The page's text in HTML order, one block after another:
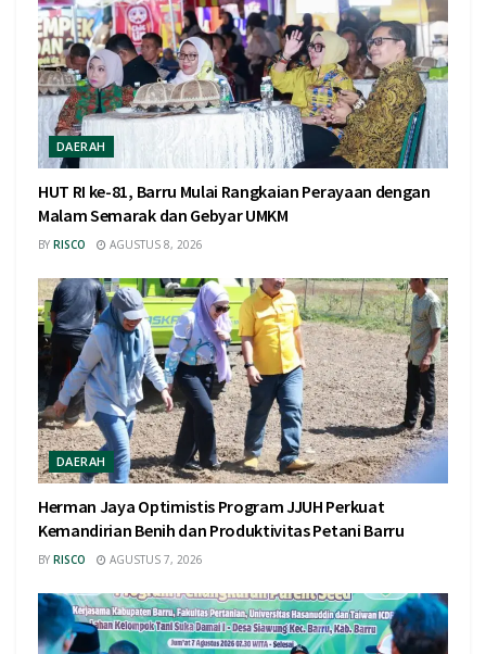
DAERAH
HUT RI ke-81, Barru Mulai Rangkaian Perayaan dengan
Malam Semarak dan Gebyar UMKM
BY RISCO AGUSTUS 8, 2026
DAERAH
Herman Jaya Optimistis Program JJUH Perkuat
Kemandirian Benih dan Produktivitas Petani Barru
BY RISCO AGUSTUS 7, 2026